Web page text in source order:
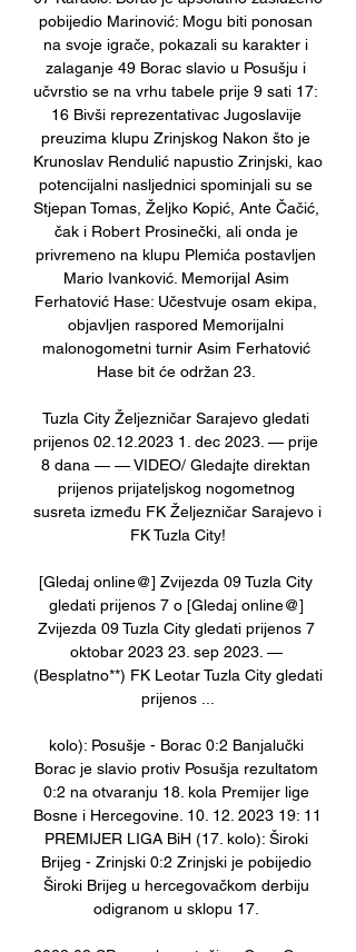
pobijedio Marinović: Mogu biti ponosan
na svoje igrače, pokazali su karakter i
zalaganje 49 Borac slavio u Posušju i
učvrstio se na vrhu tabele prije 9 sati 17:
16 Bivši reprezentativac Jugoslavije
preuzima klupu Zrinjskog Nakon što je
Krunoslav Rendulić napustio Zrinjski, kao
potencijalni nasljednici spominjali su se
Stjepan Tomas, Željko Kopić, Ante Čačić,
čak i Robert Prosinečki, ali onda je
privremeno na klupu Plemića postavljen
Mario Ivanković. Memorijal Asim
Ferhatović Hase: Učestvuje osam ekipa,
objavljen raspored Memorijalni
malonogometni turnir Asim Ferhatović
Hase bit će održan 23.
Tuzla City Željezničar Sarajevo gledati
prijenos 02.12.2023 1. dec 2023. — prije
8 dana — — VIDEO/ Gledajte direktan
prijenos prijateljskog nogometnog
susreta između FK Željezničar Sarajevo i
FK Tuzla City!
[Gledaj online@] Zvijezda 09 Tuzla City
gledati prijenos 7 o [Gledaj online@]
Zvijezda 09 Tuzla City gledati prijenos 7
oktobar 2023 23. sep 2023. —
(Besplatno**) FK Leotar Tuzla City gledati
prijenos ...
kolo): Posušje - Borac 0:2 Banjalučki
Borac je slavio protiv Posušja rezultatom
0:2 na otvaranju 18. kola Premijer lige
Bosne i Hercegovine. 10. 12. 2023 19: 11
PREMIJER LIGA BiH (17. kolo): Široki
Brijeg - Zrinjski 0:2 Zrinjski je pobijedio
Široki Brijeg u hercegovačkom derbiju
odigranom u sklopu 17.